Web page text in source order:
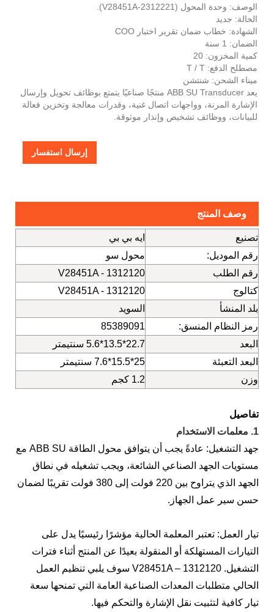
الوصف: وحدة المحول (V28451A-2312221).
الحالة: جديد
الشهادة: خطاب ضمان تقرير اختبار COO
الضمان: 1 سنة
كمية المخزون: 20
مصطلح الدفع: T / T
ميناء الشحن: شنتشن
يعد ABB SU Transducer منتجًا صناعيًا يتمتع بوظائف تحويل وإرسال
الإشارة المرنة، وواجهات اتصال غنية، وقدرات معالجة وتخزين فعالة
للبيانات، ووظائف تشخيص وإنذار موثوقة.
إرسال استفسار
وصف المنتج
تصنيع
ايه بي بي
رقم الموديل:
محول سو
رقم الطلب
V28451A - 1312120
كتالوج
V28451A - 1312120
بلد المنشأ
السويد
رمز النظام المنسق:
85389091
البعد
22.7*13.5*5.6 سنتيمتر
البعد التعبئة
25*15.5*7.6 سنتيمتر
وزن
1.2 كجم
تفاصيل
1. معلمات الاستخدام
جهد التشغيل: عادةً يجب أن يتوافق محول الطاقة ABB SU مع
مستويات الجهد الصناعي الشائعة، ويجب تشغيله في نطاق
الجهد الذي يتراوح بين 220 فولت إلى 380 فولت تقريبًا لضمان
حسن سير عمل الجهاز.
تيار العمل: تعتبر المعلمة الحالية مؤشرًا رئيسيًا يدل على
التيارات المستهلكة أو المنقولة بعيدًا عن المنتج أثناء فترات
التشغيل. V28451A – 1312120 سوف يلبي تنظيم العمل
الحالي متطلبات المعدات الصناعية العامة التي تمنحها سعة
تيار كافية لتثبيت نقل الإشارة والتحكم فيها.